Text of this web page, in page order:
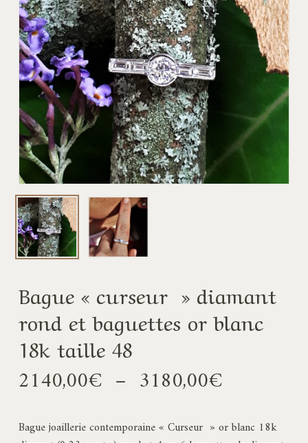
Bague « curseur » diamant
rond et baguettes or blanc
18k taille 48
2140,00€ – 3180,00€Plage
prix :
Bague joaillerie contemporaine « Curseur » or blanc 18k